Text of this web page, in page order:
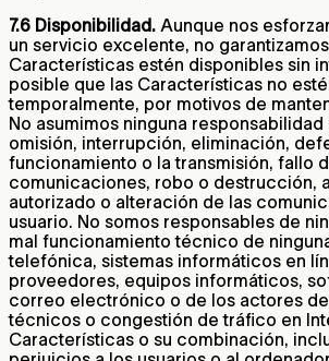
7.6 Disponibilidad. Aunque nos
un servicio excelente, no
Características estén disponibles sin
posible que las Características no
temporalmente, por motivos de
No asumimos ninguna
omisión, interrupción, eliminación,
funcionamiento o la transmisión, fallo
comunicaciones, robo o destrucción,
autorizado o alteración de las
usuario. No somos responsables de
mal funcionamiento técnico de
telefónica, sistemas informáticos en
proveedores, equipos informáticos,
correo electrónico o de los actores
técnicos o congestión de tráfico en
Características o su combinación,